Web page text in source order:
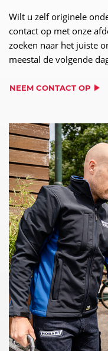
Wilt u zelf originele
contact op met onze
zoeken naar het juiste
meestal de volgende
NEEM CONTACT OP